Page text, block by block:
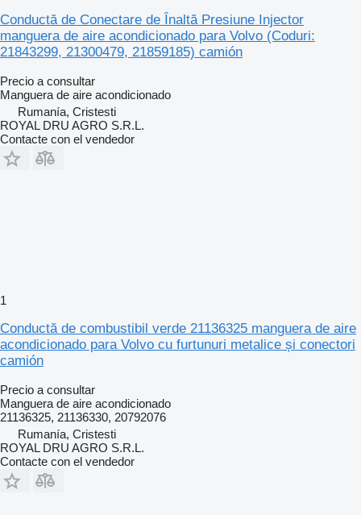
Conductă de Conectare de Înaltă Presiune Injector
manguera de aire acondicionado para Volvo (Coduri:
21843299, 21300479, 21859185) camión
Precio a consultar
Manguera de aire acondicionado
Rumanía, Cristesti
ROYAL DRU AGRO S.R.L.
Contacte con el vendedor
1
Conductă de combustibil verde 21136325 manguera de aire
acondicionado para Volvo cu furtunuri metalice și conectori
camión
Precio a consultar
Manguera de aire acondicionado
21136325, 21136330, 20792076
Rumanía, Cristesti
ROYAL DRU AGRO S.R.L.
Contacte con el vendedor